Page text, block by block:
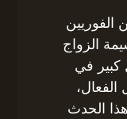
الفوريين
الزواج
في
هذا الحدث